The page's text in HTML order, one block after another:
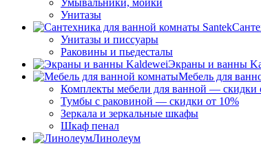
Умывальники, мойки
Унитазы
Унитазы и писсуары
Раковины и пьедесталы
Экраны и ванны
Мебель для
Комплекты мебели для ванной — скидки
Тумбы с раковиной — скидки от 10%
Зеркала и зеркальные шкафы
Шкаф пенал
Линолеум